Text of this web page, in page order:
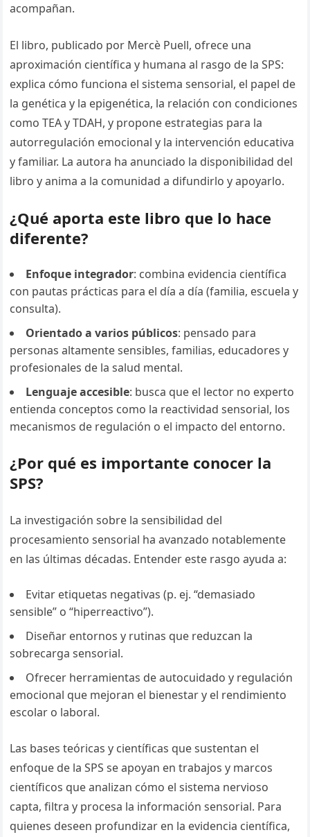
acompañan.
El libro, publicado por Mercè Puell, ofrece una
aproximación científica y humana al rasgo de la SPS:
explica cómo funciona el sistema sensorial, el papel de
la genética y la epigenética, la relación con condiciones
como TEA y TDAH, y propone estrategias para la
autorregulación emocional y la intervención educativa
y familiar. La autora ha anunciado la disponibilidad del
libro y anima a la comunidad a difundirlo y apoyarlo.
¿Qué aporta este libro que lo hace
diferente?
Enfoque integrador: combina evidencia científica
con pautas prácticas para el día a día (familia, escuela y
consulta).
Orientado a varios públicos: pensado para
personas altamente sensibles, familias, educadores y
profesionales de la salud mental.
Lenguaje accesible: busca que el lector no experto
entienda conceptos como la reactividad sensorial, los
mecanismos de regulación o el impacto del entorno.
¿Por qué es importante conocer la
SPS?
La investigación sobre la sensibilidad del
procesamiento sensorial ha avanzado notablemente
en las últimas décadas. Entender este rasgo ayuda a:
Evitar etiquetas negativas (p. ej. “demasiado
sensible” o “hiperreactivo”).
Diseñar entornos y rutinas que reduzcan la
sobrecarga sensorial.
Ofrecer herramientas de autocuidado y regulación
emocional que mejoran el bienestar y el rendimiento
escolar o laboral.
Las bases teóricas y científicas que sustentan el
enfoque de la SPS se apoyan en trabajos y marcos
científicos que analizan cómo el sistema nervioso
capta, filtra y procesa la información sensorial. Para
quienes deseen profundizar en la evidencia científica,